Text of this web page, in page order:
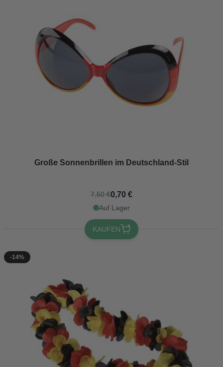
Große Sonnenbrillen im Deutschland-Stil
7,50 €0,70 €
Auf Lager
KAUFEN
-14%